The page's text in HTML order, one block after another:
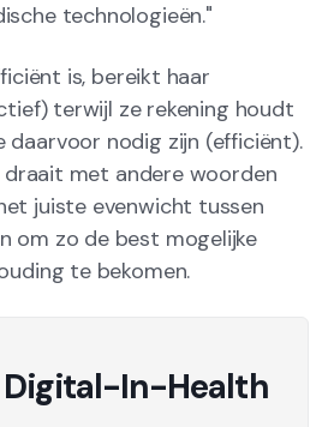
technologieën."
is, bereikt haar
terwijl ze rekening houdt
daarvoor nodig zijn (efficiënt).
draait met andere woorden
juiste evenwicht tussen
om zo de best mogelijke
te bekomen.
Digital-In-Health